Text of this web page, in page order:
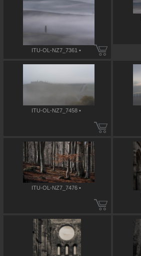
ITU-OL-NZ7_7361 •
ITU-OL-NZ7_7458 •
ITU-OL-NZ7_7476 •